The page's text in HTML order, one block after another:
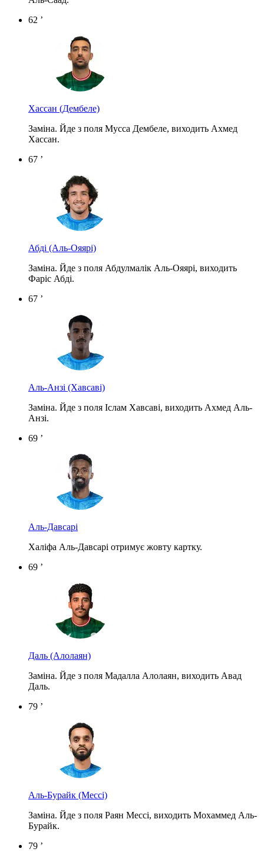
62 ’
Хассан (Дембеле)
Заміна. Йде з поля Мусса Дембеле, виходить Ахмед
Хассан.
67 ’
Абді (Аль-Ояярі)
Заміна. Йде з поля Абдулмалік Аль-Ояярі, виходить
Фаріс Абді.
67 ’
Аль-Анзі (Хавсаві)
Заміна. Йде з поля Іслам Хавсаві, виходить Ахмед Аль-
Анзі.
69 ’
Аль-Давсарі
Халіфа Аль-Давсарі отримує жовту картку.
69 ’
Даль (Алолаян)
Заміна. Йде з поля Мадалла Алолаян, виходить Авад
Даль.
79 ’
Аль-Бурайк (Мессі)
Заміна. Йде з поля Раян Мессі, виходить Мохаммед Аль-
Бурайк.
79 ’